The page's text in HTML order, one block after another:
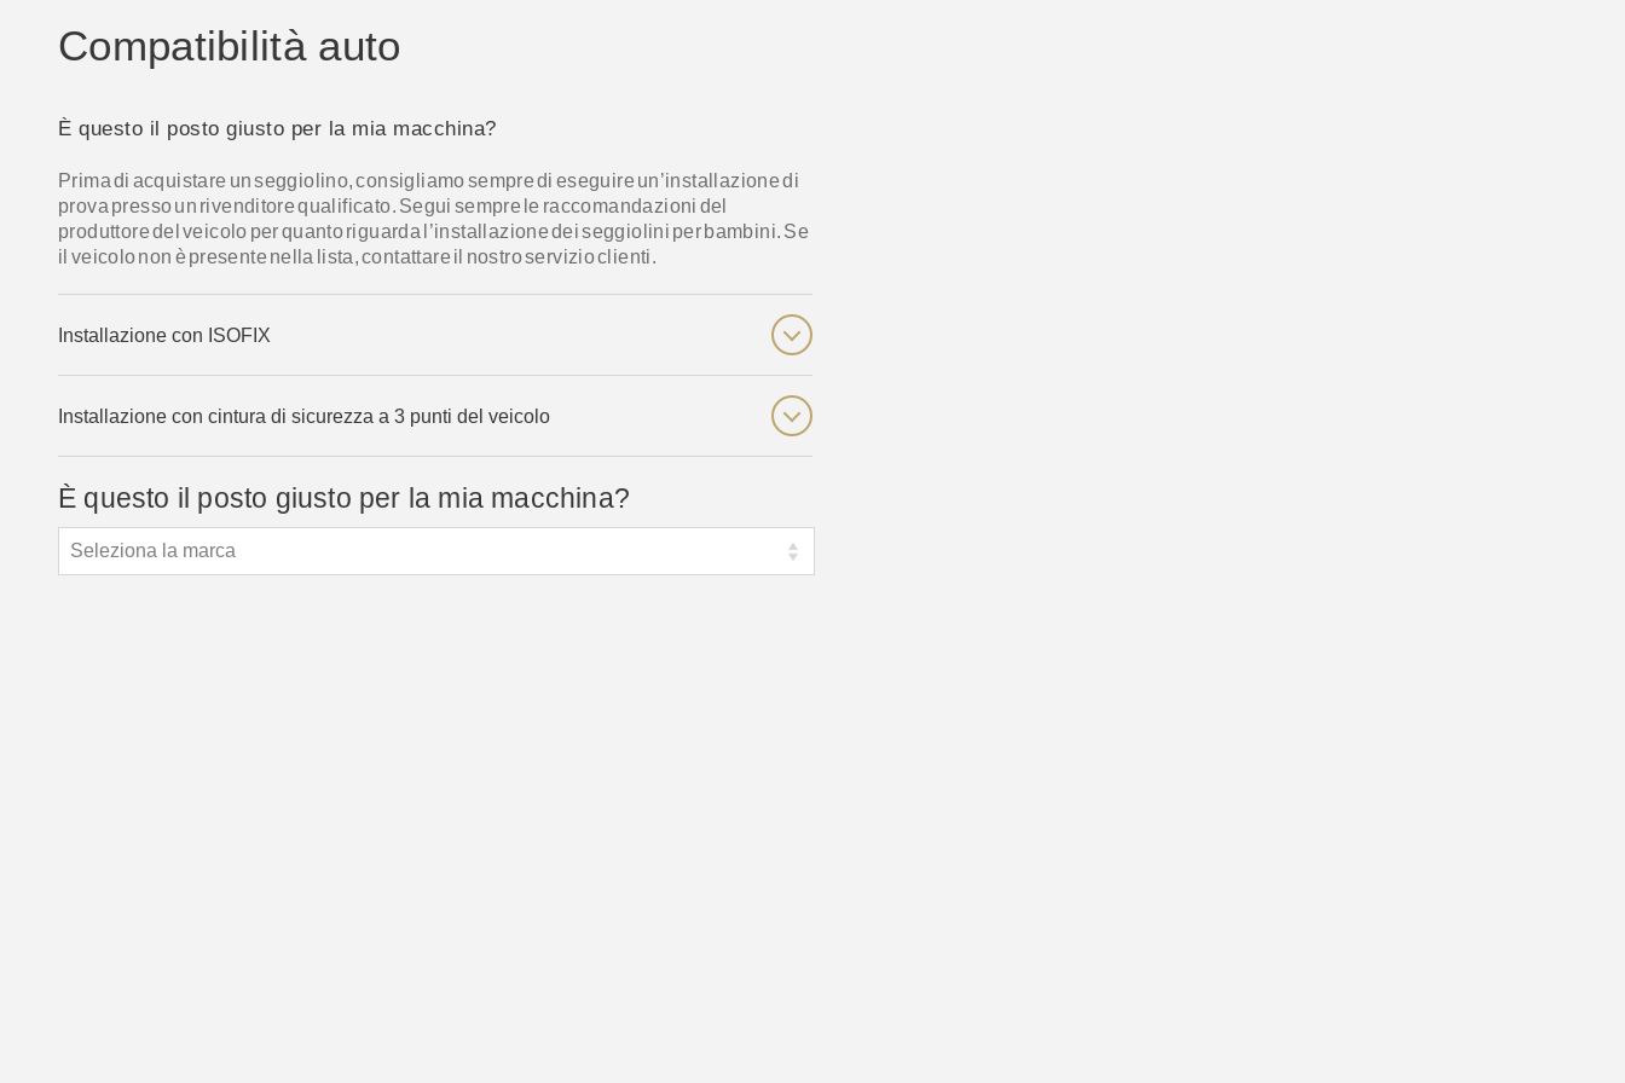
Compatibilità auto
È questo il posto giusto per la mia macchina?
Prima di acquistare un seggiolino, consigliamo sempre di eseguire un’installazione di
prova presso un rivenditore qualificato. Segui sempre le raccomandazioni del
produttore del veicolo per quanto riguarda l’installazione dei seggiolini per bambini. Se
il veicolo non è presente nella lista, contattare il nostro servizio clienti.
Installazione con ISOFIX
Installazione con cintura di sicurezza a 3 punti del veicolo
È questo il posto giusto per la mia macchina?